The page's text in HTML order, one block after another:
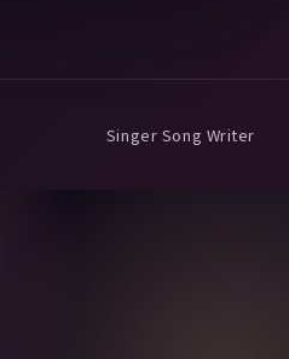
Singer Song Writer